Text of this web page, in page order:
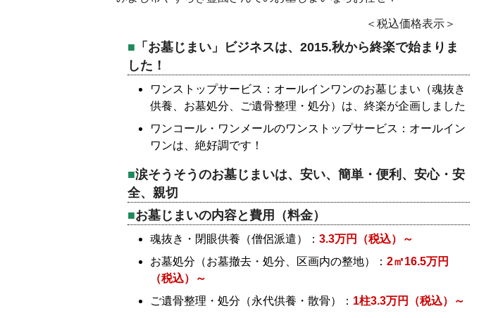
＜税込価格表示＞
「お墓じまい」ビジネスは、2015.秋から終楽で始まりま
した！
ワンストップサービス：オールインワンのお墓じまい（魂抜き
供養、お墓処分、ご遺骨整理・処分）は、終楽が企画しました
ワンコール・ワンメールのワンストップサービス：オールイン
ワンは、絶好調です！
涙そうそうのお墓じまいは、安い、簡単・便利、安心・安
全、親切
お墓じまいの内容と費用（料金）
魂抜き・閉眼供養（僧侶派遣）：3.3万円（税込）～
お墓処分（お墓撤去・処分、区画内の整地）：2㎡16.5万円
（税込）～
ご遺骨整理・処分（永代供養・散骨）： 1柱3.3万円（税込）～